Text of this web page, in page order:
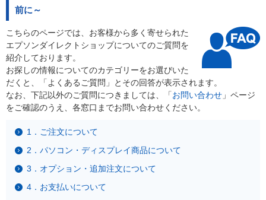
前に～
こちらのページでは、お客様から多く寄せられた
エプソンダイレクトショップについてのご質問を
紹介しております。
お探しの情報についてのカテゴリーをお選びいた
だくと、「よくあるご質問」とその回答が表示されます。
なお、下記以外のご質問につきましては、「お問い合わせ 」ページ
をご確認のうえ、各窓口までお問い合わせください。
1．ご注文について
2．パソコン・ディスプレイ商品について
3．オプション・追加注文について
4．お支払いについて